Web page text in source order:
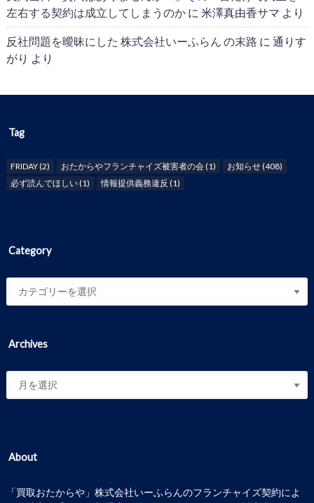
左右する契約は成立してしまうのかに 米澤真由香サマ より
反社問題を曖昧にした 株式会社いーふらん の末路 に 通りす
がり より
Tag
FRIDAY(2) おたからやフランチャイズ被害者の会(1) お知らせ(408)
必ず読んでほしい(1) 情報提供義務違反 (1)
Category
Archives
About
「買取おたからや」株式会社いーふらんのフランチャイズ契約によ